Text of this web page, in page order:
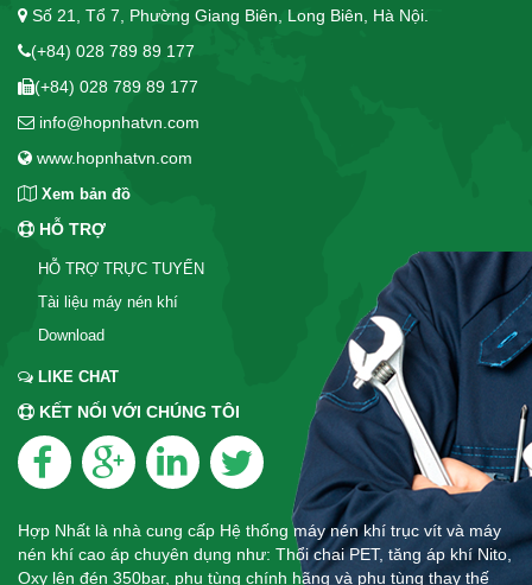
Số 21, Tổ 7, Phường Giang Biên, Long Biên, Hà Nội.
(+84) 028 789 89 177
(+84) 028 789 89 177
info@hopnhatvn.com
www.hopnhatvn.com
Xem bản đồ
HỖ TRỢ
HỖ TRỢ TRỰC TUYẾN
Tài liệu máy nén khí
Download
LIKE CHAT
KẾT NỐI VỚI CHÚNG TÔI
Hợp Nhất là nhà cung cấp Hệ thống máy nén khí trục vít và máy
nén khí cao áp chuyên dụng như: Thổi chai PET, tăng áp khí Nito,
Oxy lên đén 350bar, phụ tùng chính hãng và phụ tùng thay thế